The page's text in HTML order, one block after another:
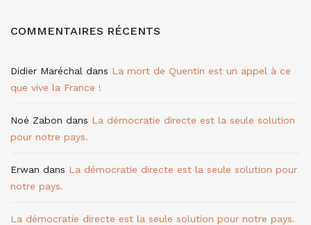
COMMENTAIRES RÉCENTS
Didier Maréchal dans La mort de Quentin est un appel à ce
que vive la France !
Noé Zabon dans La démocratie directe est la seule solution
pour notre pays.
Erwan dans La démocratie directe est la seule solution pour
notre pays.
La démocratie directe est la seule solution pour notre pays.